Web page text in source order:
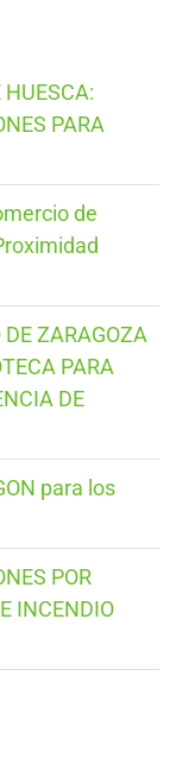
HUESCA:
PARA
de
ZARAGOZA
PARA
DE
para los
POR
INCENDIO